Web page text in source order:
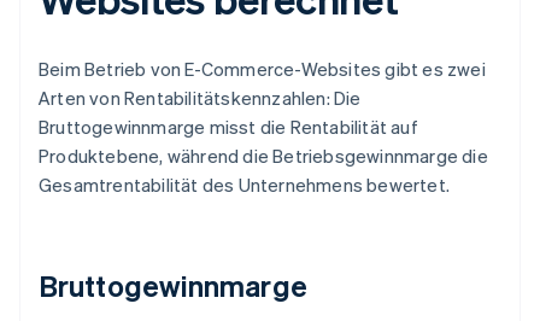
Beim Betrieb von E-Commerce-Websites gibt es zwei
Arten von Rentabilitätskennzahlen: Die
Bruttogewinnmarge misst die Rentabilität auf
Produktebene, während die Betriebsgewinnmarge die
Gesamtrentabilität des Unternehmens bewertet.
Bruttogewinnmarge